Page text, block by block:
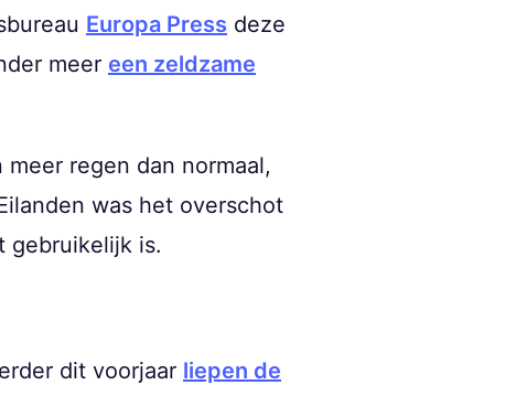
Europa Press deze
meer een zeldzame
regen dan normaal,
was het overschot
gebruikelijk is.
dit voorjaar liepen de